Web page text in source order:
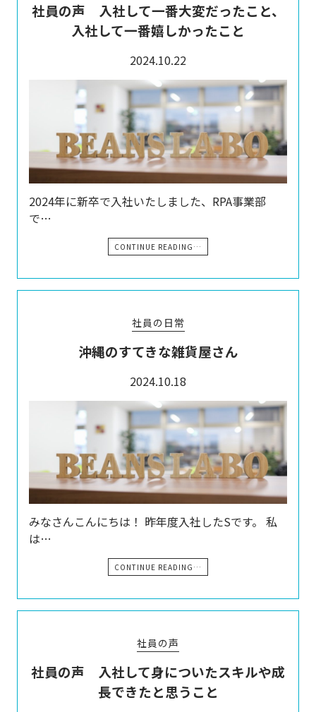
社員の声 入社して一番大変だったこと、
入社して一番嬉しかったこと
2024.10.22
2024年に新卒で入社いたしました、RPA事業部
で…
CONTINUE READING…
社員の日常
沖縄のすてきな雑貨屋さん
2024.10.18
みなさんこんにちは！ 昨年度入社したSです。 私
は…
CONTINUE READING…
社員の声
社員の声 入社して身についたスキルや成
長できたと思うこと